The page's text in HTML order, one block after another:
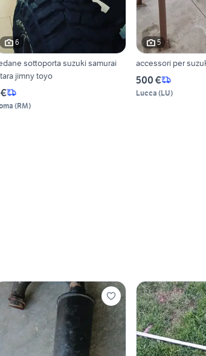
6
sottoporta suzuki samurai
jimny toyo
(RM)
5
accessori per
500 €
Lucca (LU)